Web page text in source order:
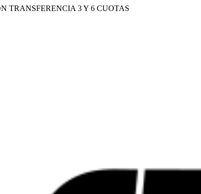
TRANSFERENCIA 3 Y 6 CUOTAS